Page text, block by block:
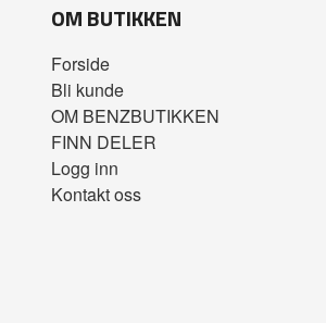
OM BUTIKKEN
Forside
Bli kunde
OM BENZBUTIKKEN
FINN DELER
Logg inn
Kontakt oss